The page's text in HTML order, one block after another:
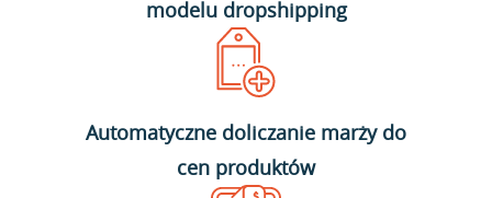
modelu dropshipping
Automatyczne doliczanie marży do
cen produktów